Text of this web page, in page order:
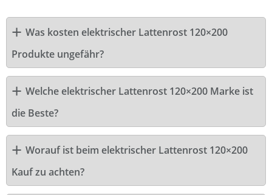
Was kosten elektrischer Lattenrost 120×200
Produkte ungefähr?
Welche elektrischer Lattenrost 120×200 Marke ist
die Beste?
Worauf ist beim elektrischer Lattenrost 120×200
Kauf zu achten?